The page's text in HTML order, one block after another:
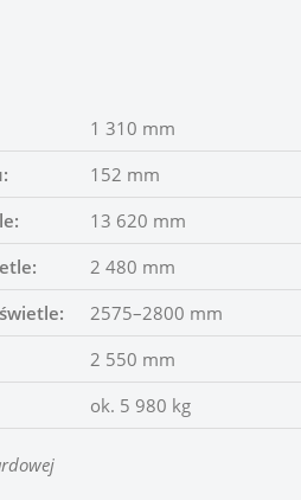
1 310 mm
152 mm
13 620 mm
2 480 mm
2575–2800 mm
2 550 mm
ok. 5 980 kg